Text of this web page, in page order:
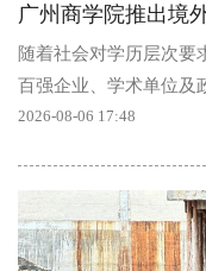
广州商学院推出境
随着社会对学历层次要
百强企业、学术单位及
球竞争中占据先机，广
2026-08-06 17:48